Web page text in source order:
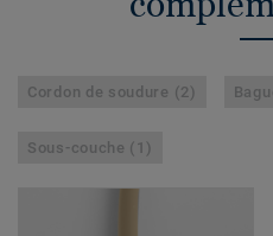
Cordon de soudure (2)
Sous-couche (1)